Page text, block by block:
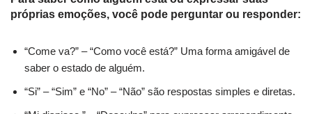
próprias emoções, você pode perguntar ou responder:
“Come va?” – “Como você está?” Uma forma amigável de
saber o estado de alguém.
“Si” – “Sim” e “No” – “Não” são respostas simples e diretas.